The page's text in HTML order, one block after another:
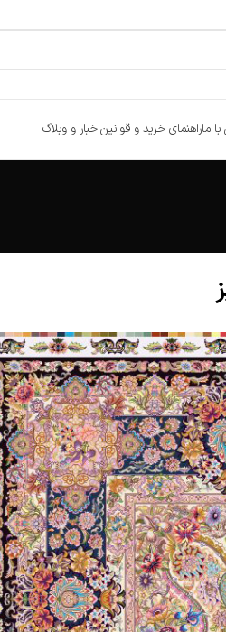
ماراهنمای خرید و قوانیناخبار و وبلاگ